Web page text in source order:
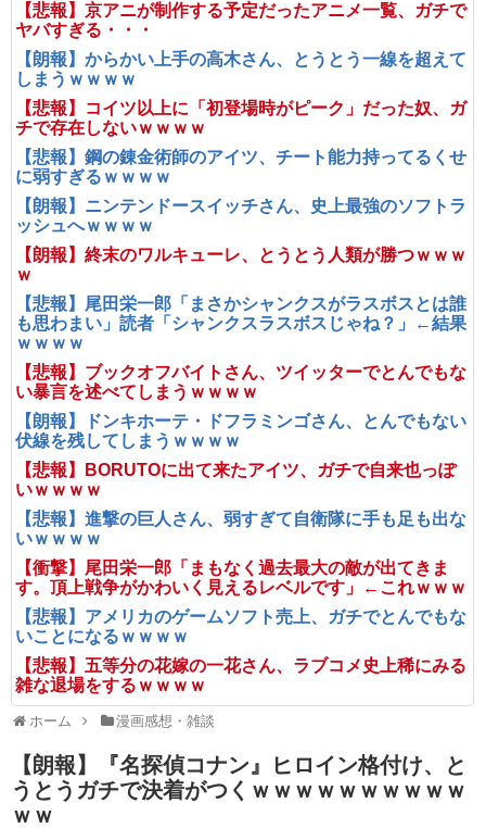
【悲報】京アニが制作する予定だったアニメ一覧、ガチで
ヤバすぎる・・・
【朗報】からかい上手の高木さん、とうとう一線を超えて
しまうｗｗｗｗ
【悲報】コイツ以上に「初登場時がピーク」だった奴、ガ
チで存在しないｗｗｗｗ
【悲報】鋼の錬金術師のアイツ、チート能力持ってるくせ
に弱すぎるｗｗｗｗ
【朗報】ニンテンドースイッチさん、史上最強のソフトラ
ッシュへｗｗｗｗ
【朗報】終末のワルキューレ、とうとう人類が勝つｗｗｗ
ｗ
【悲報】尾田栄一郎「まさかシャンクスがラスボスとは誰
も思わまい」読者「シャンクスラスボスじゃね？」←結果
ｗｗｗｗ
【悲報】ブックオフバイトさん、ツイッターでとんでもな
い暴言を述べてしまうｗｗｗｗ
【朗報】ドンキホーテ・ドフラミンゴさん、とんでもない
伏線を残してしまうｗｗｗｗ
【悲報】BORUTOに出て来たアイツ、ガチで自来也っぽ
いｗｗｗｗ
【悲報】進撃の巨人さん、弱すぎて自衛隊に手も足も出な
いｗｗｗｗ
【衝撃】尾田栄一郎「まもなく過去最大の敵が出てきま
す。頂上戦争がかわいく見えるレベルです」←これｗｗｗ
【悲報】アメリカのゲームソフト売上、ガチでとんでもな
いことになるｗｗｗｗ
【悲報】五等分の花嫁の一花さん、ラブコメ史上稀にみる
雑な退場をするｗｗｗｗ
ホーム 漫画感想・雑談
【朗報】『名探偵コナン』ヒロイン格付け、と
うとうガチで決着がつくｗｗｗｗｗｗｗｗｗｗ
ｗｗ